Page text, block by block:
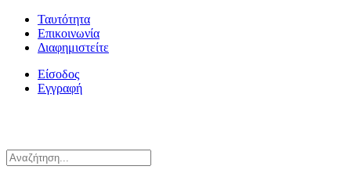
Ταυτότητα
Επικοινωνία
Διαφημιστείτε
Είσοδος
Εγγραφή